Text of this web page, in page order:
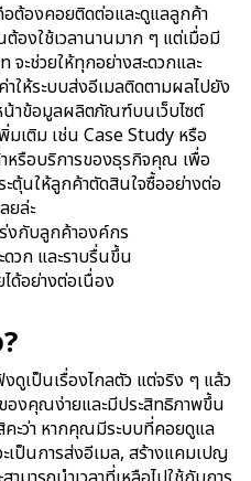
ต้องคอยติดต่อและดูแลลูกค้า
องใช้เวลานานมาก ๆ แต่เมื่อมี
จะช่วยให้ทุกอย่างสะดวกและ
ให้ระบบส่งอีเมลติดตามผลไปยัง
น้าข้อมูลผลิตภัณฑ์บนเว็บไซต์
มเติม เช่น CaseStudy หรือ
หรือบริการของธุรกิจคุณ เพื่อ
ตุ้นให้ลูกค้าตัดสินใจซื้ออย่างต่อ
ยล่ะ
งกับลูกค้าองค์กร
วก และราบรื่นขึ้น
ด้อย่างต่อเนื่อง
ดูเป็นเรื่องไกลตัว แต่จริง ๆ แล้ว
องคุณง่ายและมีประสิทธิภาพขึ้น
คะว่า หากคุณมีระบบที่คอยดูแล
เป็นการส่งอีเมล, สร้างแคมเปญ